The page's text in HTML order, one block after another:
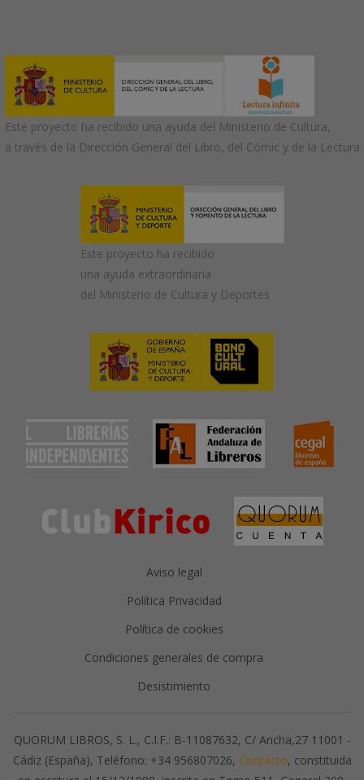
Este proyecto ha recibido una ayuda del Ministerio de Cultura,
a través de la Dirección General del Libro, del Cómic y de la Lectura
Este proyecto ha recibido
una ayuda extraordinaria
del Ministerio de Cultura y Deportes
Aviso legal
Política Privacidad
Política de cookies
Condiciones generales de compra
Desistimiento
QUORUM LIBROS, S. L., C.I.F.: B-11087632, C/ Ancha,27 11001 -
Cádiz (España), Teléfono: +34 956807026, Contacto, constituida